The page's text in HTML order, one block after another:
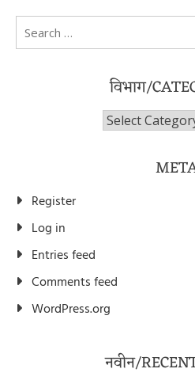
Search
for:
विभाग/
विभाग/Categories
Register
Log in
Entries feed
Comments feed
WordPress.org
नवीन/